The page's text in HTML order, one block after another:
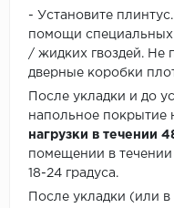
- Установите
помощи
/ жидких гвоздей. Не
дверные коробки
После укладки и до
напольное покрытие
нагрузки в течении
помещении в
18-24 градуса.
После укладки (или в